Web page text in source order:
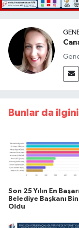
Bunlar da
Son 25 Yılın En
Belediye Başkanı
Oldu